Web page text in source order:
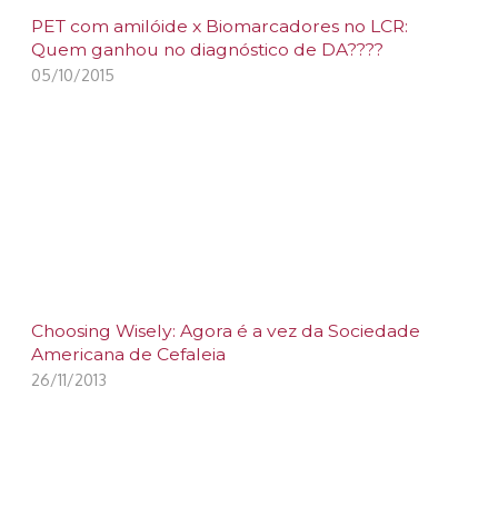
PET com amilóide x Biomarcadores no LCR:
Quem ganhou no diagnóstico de DA????
05/10/2015
Choosing Wisely: Agora é a vez da Sociedade
Americana de Cefaleia
26/11/2013